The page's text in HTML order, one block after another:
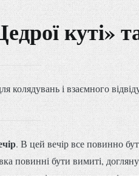
куті»
колядувань і взаємного
. В цей вечір все повинно
повинні бути вимиті,